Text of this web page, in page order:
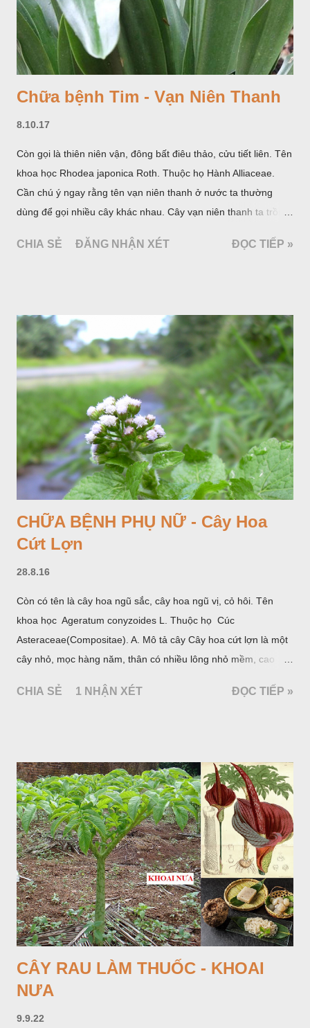
Chữa bệnh Tim - Vạn Niên Thanh
8.10.17
Còn gọi là thiên niên vận, đông bất điêu thảo, cửu tiết liên. Tên
khoa học Rhodea japonica Roth. Thuộc họ Hành Alliaceae.
Cần chú ý ngay rằng tên vạn niên thanh ở nước ta thường
dùng để gọi nhiều cây khác nhau. Cây vạn niên thanh ta trồng
Araceae. Còn cây vạn niên thanh giới thiệu ở đây thuộc họ
CHIA SẺ ĐĂNG NHẬN XÉT ĐỌC TIẾP »
CHỮA BỆNH PHỤ NỮ - Cây Hoa
Cứt Lợn
28.8.16
Còn có tên là cây hoa ngũ sắc, cây hoa ngũ vị, cỏ hôi. Tên
khoa học Ageratum conyzoides L. Thuộc họ Cúc
Asteraceae(Compositae). A. Mô tả cây Cây hoa cứt lợn là một
cây nhỏ, mọc hàng năm, thân có nhiều lông nhỏ mềm, cao
đối hình trứng hay 3 cạnh, dài 2-6cm, rộng 1-3cm, mép có
CHIA SẺ 1 NHẬN XÉT ĐỌC TIẾP »
CÂY RAU LÀM THUỐC - KHOAI
NƯA
9.9.22